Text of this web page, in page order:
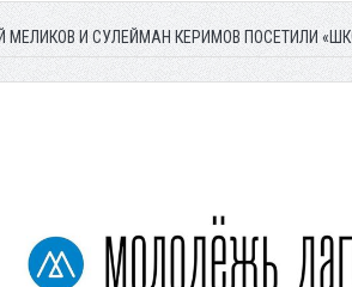
МЕЛИКОВ И СУЛЕЙМАН КЕРИМОВ ПОСЕТИЛИ